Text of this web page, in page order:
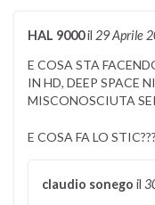
HAL 9000il 29 Aprile
E COSA STA
IN HD, DEEP SPACE
MISCONOSCIUTA
E COSA FA LO
claudio sonego il